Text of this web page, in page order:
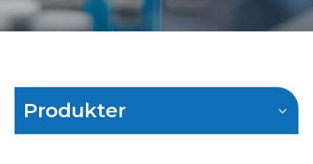
Produkter